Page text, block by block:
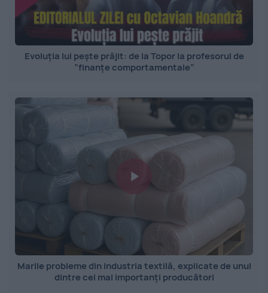
Evoluția lui pește prăjit: de la Topor la profesorul de
”finanțe comportamentale”
Marile probleme din industria textilă, explicate de unul
dintre cei mai importanți producători